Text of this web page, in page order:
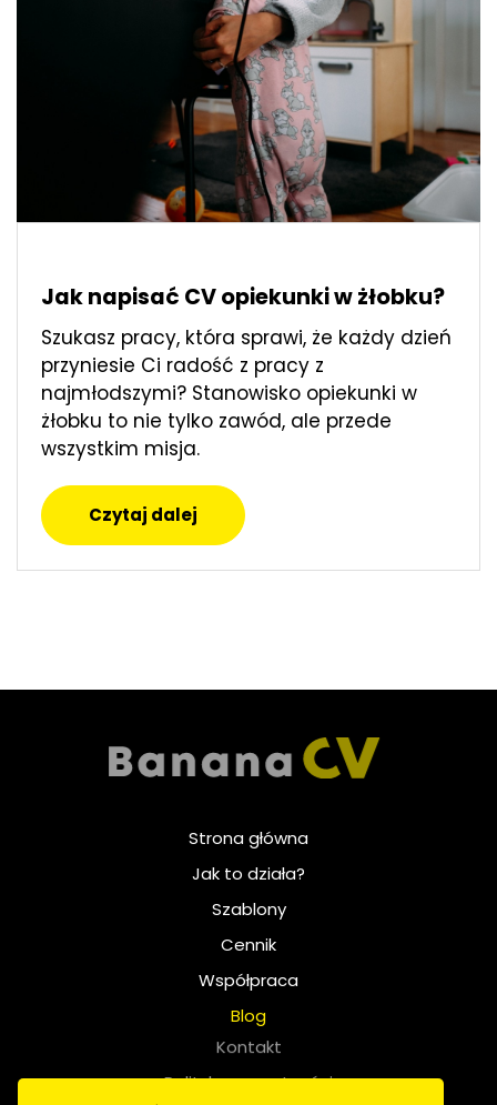
Jak napisać CV opiekunki w żłobku?
Szukasz pracy, która sprawi, że każdy dzień
przyniesie Ci radość z pracy z
najmłodszymi? Stanowisko opiekunki w
żłobku to nie tylko zawód, ale przede
wszystkim misja.
Czytaj dalej
Strona główna
Jak to działa?
Szablony
Cennik
Współpraca
Blog
Kontakt